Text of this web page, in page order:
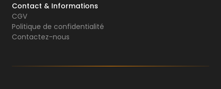
Contact & Informations
CGV
Politique de confidentialité
Contactez-nous